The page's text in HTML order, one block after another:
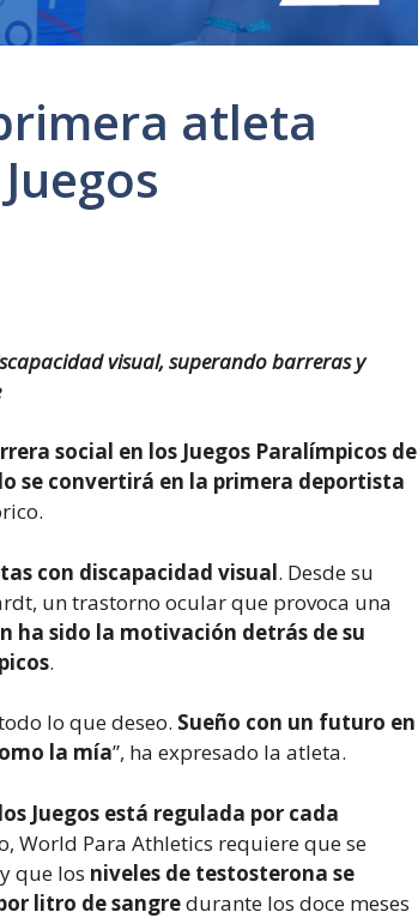
atleta
visual, superando barreras y
social en los Juegos Paralímpicos de
se convertirá en la primera deportista
con discapacidad visual. Desde su
un trastorno ocular que provoca una
ha sido la motivación detrás de su
.
lo que deseo. Sueño con un futuro en
la mía”, ha expresado la atleta.
Juegos está regulada por cada
World Para Athletics requiere que se
y que los niveles de testosterona se
litro de sangredurante los doce meses